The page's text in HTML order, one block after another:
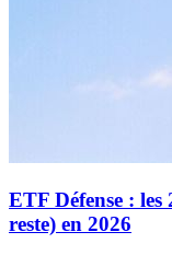
ETF Défense :
reste) en 2026